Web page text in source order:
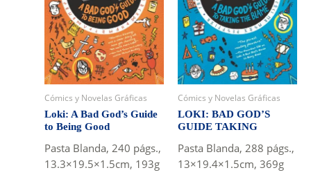
Cómics y Novelas Gráficas
Loki: A Bad God’s Guide
to Being Good
Pasta Blanda, 240 págs.,
13.3×19.5×1.5cm, 193g
Cómics y Novelas Gráficas
LOKI: BAD GOD’S
GUIDE TAKING
Pasta Blanda, 288 págs.,
13×19.4×1.5cm, 369g